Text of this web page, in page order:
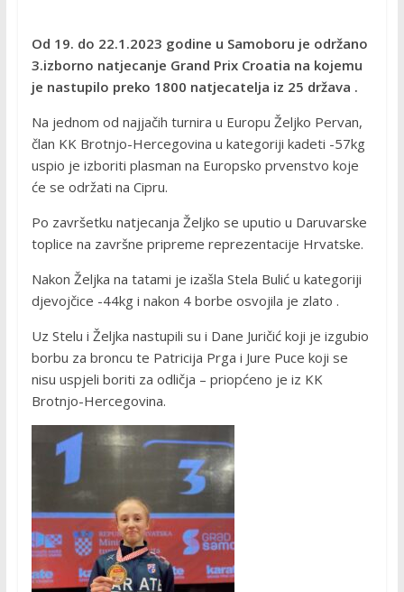
Od 19. do 22.1.2023 godine u Samoboru je održano
3.izborno natjecanje Grand Prix Croatia na kojemu
je nastupilo preko 1800 natjecatelja iz 25 država .
Na jednom od najjačih turnira u Europu Željko Pervan,
član KK Brotnjo-Hercegovina u kategoriji kadeti -57kg
uspio je izboriti plasman na Europsko prvenstvo koje
će se održati na Cipru.
Po završetku natjecanja Željko se uputio u Daruvarske
toplice na završne pripreme reprezentacije Hrvatske.
Nakon Željka na tatami je izašla Stela Bulić u kategoriji
djevojčice -44kg i nakon 4 borbe osvojila je zlato .
Uz Stelu i Željka nastupili su i Dane Juričić koji je izgubio
borbu za broncu te Patricija Prga i Jure Puce koji se
nisu uspjeli boriti za odličja – priopćeno je iz KK
Brotnjo-Hercegovina.